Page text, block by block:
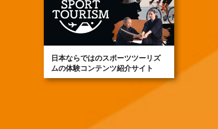
日本ならではのスポーツツーリズ
ムの体験コンテンツ紹介サイト